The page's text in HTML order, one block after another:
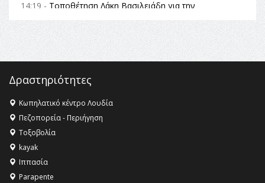
14:19 - Τοποθέτηση Λάκη Βασιλειάδη για την
Αναθεώρηση του Συντάγματος: «Σε τέτοιες κορυφαίες
θεσμικές διαδικασίες υπάρχει μόνο η ευθύνη απέναντι
στις επόμενες γενιές»
16:35 -Το πρόγραμμα του ΠΑΟΚ στον δεύτερο γύρο του
16:27 - Όλυμπος: Εντάχθηκε στον Κατάλογο Παγκόσμιας
Κληρονομιάς της UNESCO – Ομόφωνη η απόφαση Ο
Όλυμπος αναγνωρίστηκε ως φυσικό και πολιτιστικό
αγαθό εξέχουσας οικουμενικής αξίας για την
ανθρωπότητα
16:18 -
ΣΤΗΝ ΕΔΕΣΣΑ
Δραστηριότητες
Κωπηλατικό κέντρο Λουδία
Πεζοπορεία - Περιήγηση
Τοξοβολία
kayak
Ιππασία
Parapente